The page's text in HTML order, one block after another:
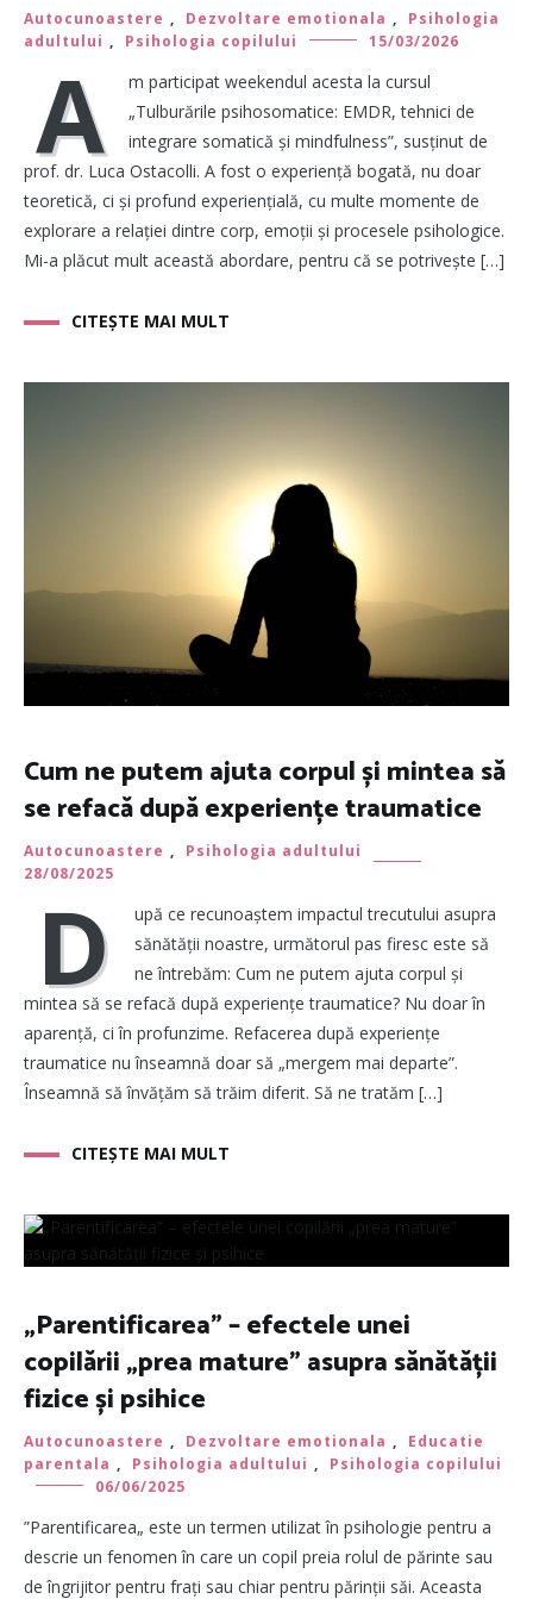
Autocunoastere , Dezvoltare emotionala ,
Psihologia
adultului , Psihologia copilului 15/03/2026
A
m participat weekendul acesta la cursul
„Tulburările psihosomatice: EMDR, tehnici de
integrare somatică și mindfulness”, susținut de
prof. dr. Luca Ostacolli. A fost o experiență bogată, nu doar
teoretică, ci și profund experiențială, cu multe momente de
explorare a relației dintre corp, emoții și procesele psihologice.
Mi-a plăcut mult această abordare, pentru că se potrivește […]
CITEȘTE MAI MULT
Cum ne putem ajuta corpul și mintea să
se refacă după experiențe traumatice
Autocunoastere ,
Psihologia adultului
28/08/2025
D
upă ce recunoaștem impactul trecutului asupra
sănătății noastre, următorul pas firesc este să
ne întrebăm: Cum ne putem ajuta corpul și
mintea să se refacă după experiențe traumatice? Nu doar în
aparență, ci în profunzime. Refacerea după experiențe
traumatice nu înseamnă doar să „mergem mai departe”.
Înseamnă să învățăm să trăim diferit. Să ne tratăm […]
CITEȘTE MAI MULT
„Parentificarea” – efectele unei
copilării „prea mature” asupra sănătății
fizice și psihice
Autocunoastere , Dezvoltare emotionala ,
Educatie
parentala , Psihologia adultului ,
Psihologia copilului
06/06/2025
”Parentificarea„ este un termen utilizat în psihologie pentru a
descrie un fenomen în care un copil preia rolul de părinte sau
de îngrijitor pentru frați sau chiar pentru părinții săi. Aceasta